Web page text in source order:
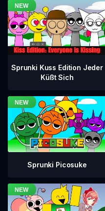
Sprunki Kuss Edition Jeder
Küßt Sich
Sprunki Picosuke